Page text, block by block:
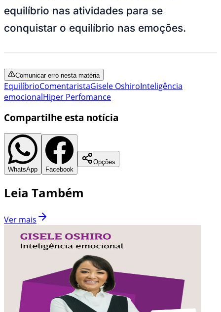
equilíbrio nas atividades para se
conquistar o equilíbrio nas emoções.
Comunicar erro nesta matéria
EquilíbrioComentaristaGisele OshiroInteligência
emocionalHiper Perfomance
Compartilhe esta notícia
WhatsApp Facebook
Opções
Leia Também
Ver mais